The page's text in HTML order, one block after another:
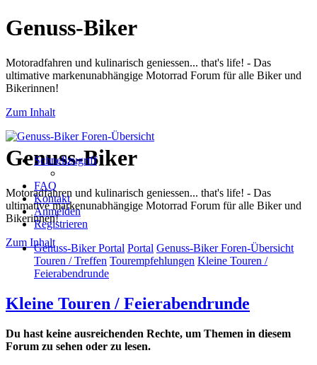
Genuss-Biker
Motoradfahren und kulinarisch geniessen... that's life! - Das
ultimative markenunabhängige Motorrad Forum für alle Biker und
Bikerinnen!
Zum Inhalt
Genuss-Biker
Motoradfahren und kulinarisch geniessen... that's life! - Das
ultimative markenunabhängige Motorrad Forum für alle Biker und
Bikerinnen!
Zum Inhalt
Schnellzugriff
FAQ
Kontakt
Anmelden
Registrieren
Genuss-Biker Portal Portal Genuss-Biker Foren-Übersicht
Touren / Treffen Tourempfehlungen Kleine Touren /
Feierabendrunde
Kleine Touren / Feierabendrunde
Du hast keine ausreichenden Rechte, um Themen in diesem
Forum zu sehen oder zu lesen.